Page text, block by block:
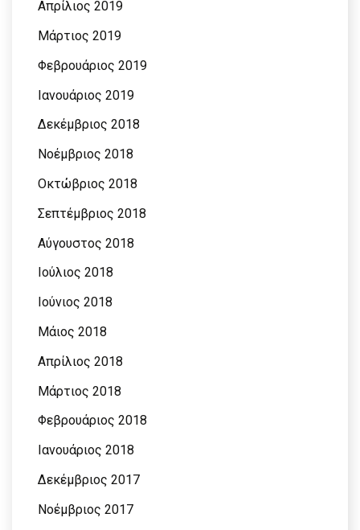
Απρίλιος 2019
Μάρτιος 2019
Φεβρουάριος 2019
Ιανουάριος 2019
Δεκέμβριος 2018
Νοέμβριος 2018
Οκτώβριος 2018
Σεπτέμβριος 2018
Αύγουστος 2018
Ιούλιος 2018
Ιούνιος 2018
Μάιος 2018
Απρίλιος 2018
Μάρτιος 2018
Φεβρουάριος 2018
Ιανουάριος 2018
Δεκέμβριος 2017
Νοέμβριος 2017